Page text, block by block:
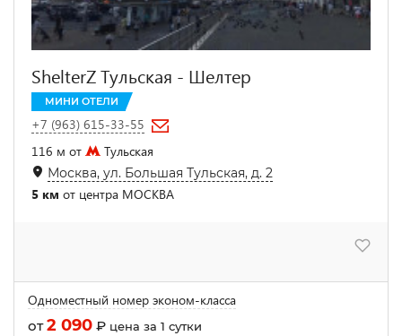
ShelterZ Тульская - Шелтер
МИНИ ОТЕЛИ
+7 (963) 615-33-55
116 м от
Тульская
Москва, ул. Большая Тульская, д. 2
5 км от центра МОСКВА
Одноместный номер эконом-класса
от2 090 ₽ цена за 1 сутки